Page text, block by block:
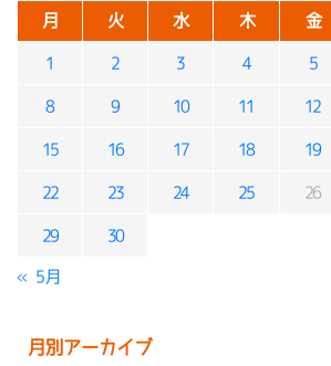
月 火 水 木 金
1 2 3 4 5
8 9 10 11 12
15 16 17 18 19
22 23 24 25 26
29 30
« 5月
月別アーカイブ